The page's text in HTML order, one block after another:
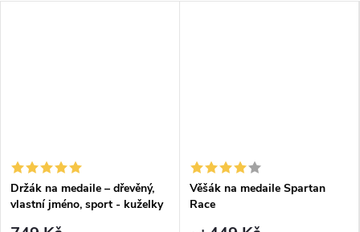
Držák na medaile – dřevěný,
vlastní jméno, sport - kuželky
Věšák na medaile Spartan
Race